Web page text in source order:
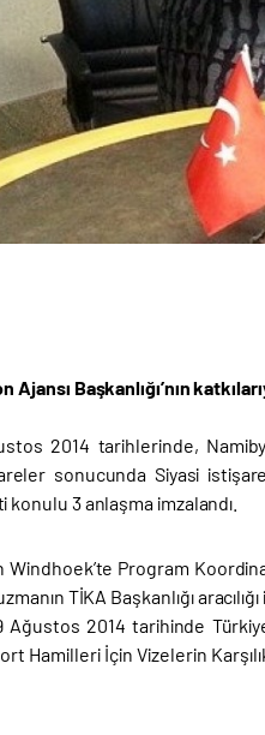
Başkanlığı’nın
2014 tarihlerinde,
sonucunda Siyasi
3 anlaşma imzalandı.
Windhoek’te Program
TİKA Başkanlığı
2014 tarihinde
İçin Vizelerin